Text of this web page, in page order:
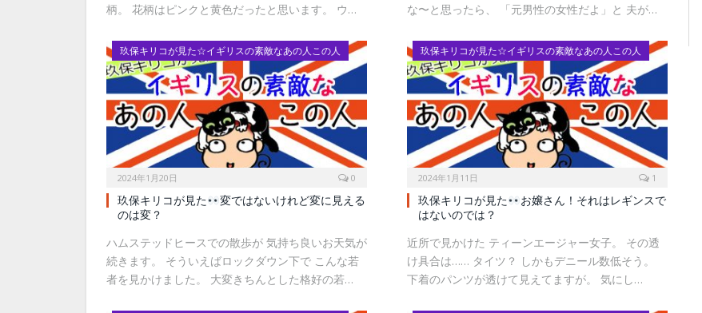
柄。 花柄はピンクと黄色だったと思います。 ウ…
な〜と思ったら、 「元男性の女性だよ」と 夫が…
玖保キリコが見た☆イギリスの素敵なあの人この人
2024年1月20日 0
玖保キリコが見た
変ではないけれど変に見える
のは変？
ハムステッドヒースでの散歩が 気持ち良いお天気が
続きます。 そういえばロックダウン下で こんな若
者を見かけました。 大変きちんとした格好の若…
玖保キリコが見た☆イギリスの素敵なあの人この人
2024年1月11日 1
玖保キリコが見た
お嬢さん！それはレギンスで
はないのでは？
近所で見かけた ティーンエージャー女子。 その透
け具合は…… タイツ？ しかもデニール数低そう。
下着のパンツが透けて見えてますが。 気にし…